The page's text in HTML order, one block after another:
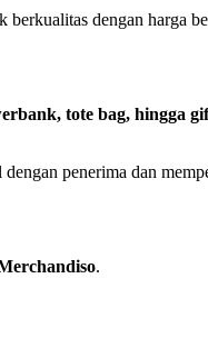
berkualitas dengan harga
tote bag, hingga
penerima dan
.